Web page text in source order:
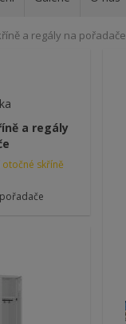
a regály na pořadače
a regály
skříně